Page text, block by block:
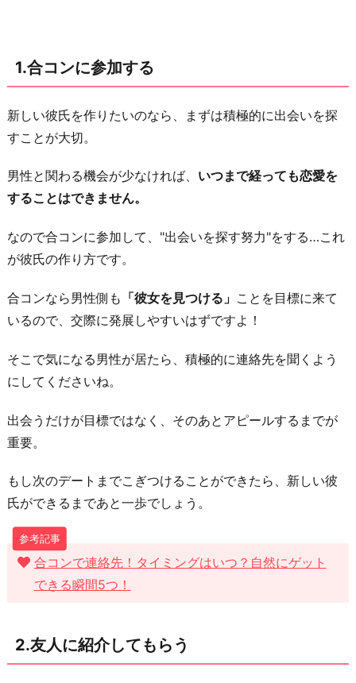
ら
う
3.
習
事
を
じ
る
4.
ん
で
い
に
参
加
る
5.
人
集
ま
1.合コンに参加する
新しい彼氏を作りたいのなら、まずは積極的に出会いを探
すことが大切。
男性と関わる機会が少なければ、 いつまで経っても恋愛を
することはできません。
なので合コンに参加して、"出会いを探す努力"をする…これ
が彼氏の作り方です。
合コンなら男性側も 「彼女を見つける」 ことを目標に来て
いるので、交際に発展しやすいはずですよ！
そこで気になる男性が居たら、積極的に連絡先を聞くよう
にしてくださいね。
出会うだけが目標ではなく、そのあとアピールするまでが
重要。
もし次のデートまでこぎつけることができたら、新しい彼
氏ができるまであと一歩でしょう。
合コンで連絡先！タイミングはいつ？自然にゲット
できる瞬間5つ！
2.友人に紹介してもらう